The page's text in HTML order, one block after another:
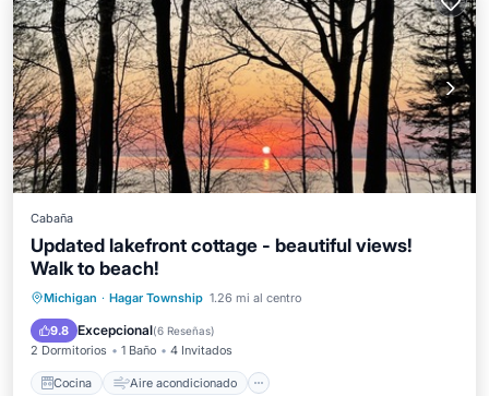
Cabaña
Updated lakefront cottage - beautiful views!
Walk to beach!
Michigan · Hagar Township 1.26 mi al centro
9.8 Excepcional(6 Reseñas)
2 Dormitorios 1 Baño 4 Invitados
Cocina Aire acondicionado
Cocina Aire acondicionado
Apto para niños